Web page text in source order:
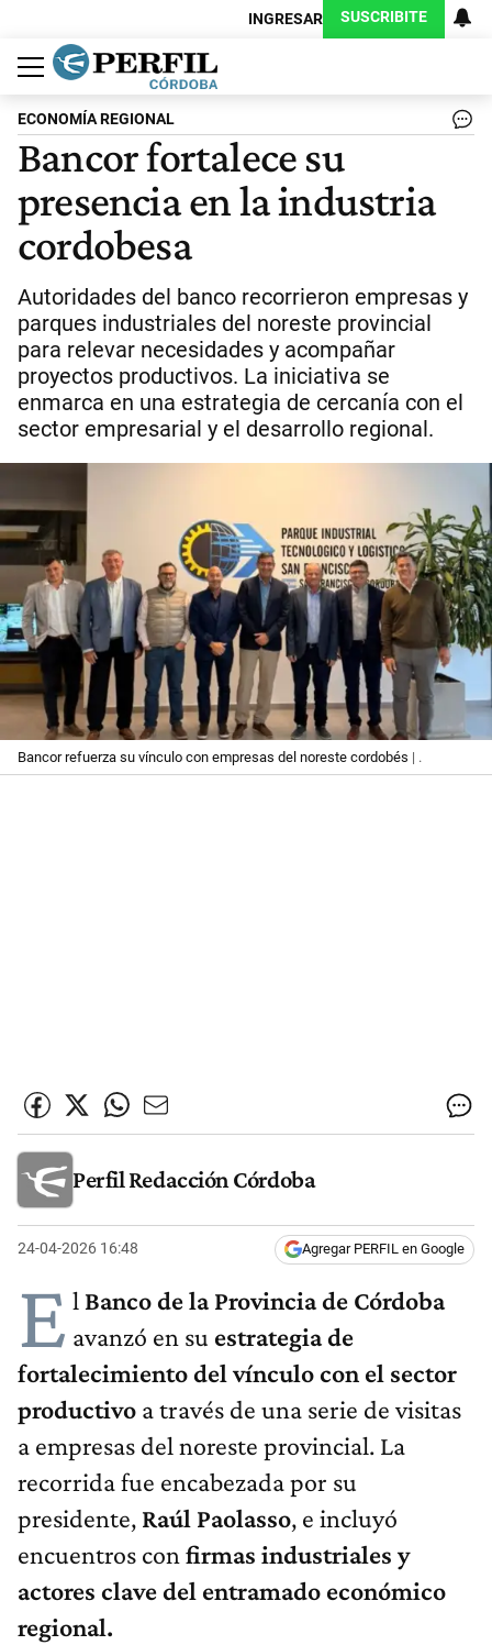
INGRESAR SUSCRIBITE
Política
Economía
Judiciales
Sociedad
Cultura
Espectáculos
Deportes
Protagonistas
ECONOMÍA REGIONAL
Bancor fortalece su
presencia en la industria
cordobesa
Autoridades del banco recorrieron empresas y
parques industriales del noreste provincial
para relevar necesidades y acompañar
proyectos productivos. La iniciativa se
enmarca en una estrategia de cercanía con el
sector empresarial y el desarrollo regional.
Bancor refuerza su vínculo con empresas del noreste cordobés | .
Perfil Redacción Córdoba
24-04-2026 16:48 Agregar PERFIL en Google
E l Banco de la Provincia de Córdoba
avanzó en su estrategia de
fortalecimiento del vínculo con el sector
productivo a través de una serie de visitas
a empresas del noreste provincial. La
recorrida fue encabezada por su
presidente, Raúl Paolasso, e incluyó
encuentros con firmas industriales y
actores clave del entramado económico
regional.